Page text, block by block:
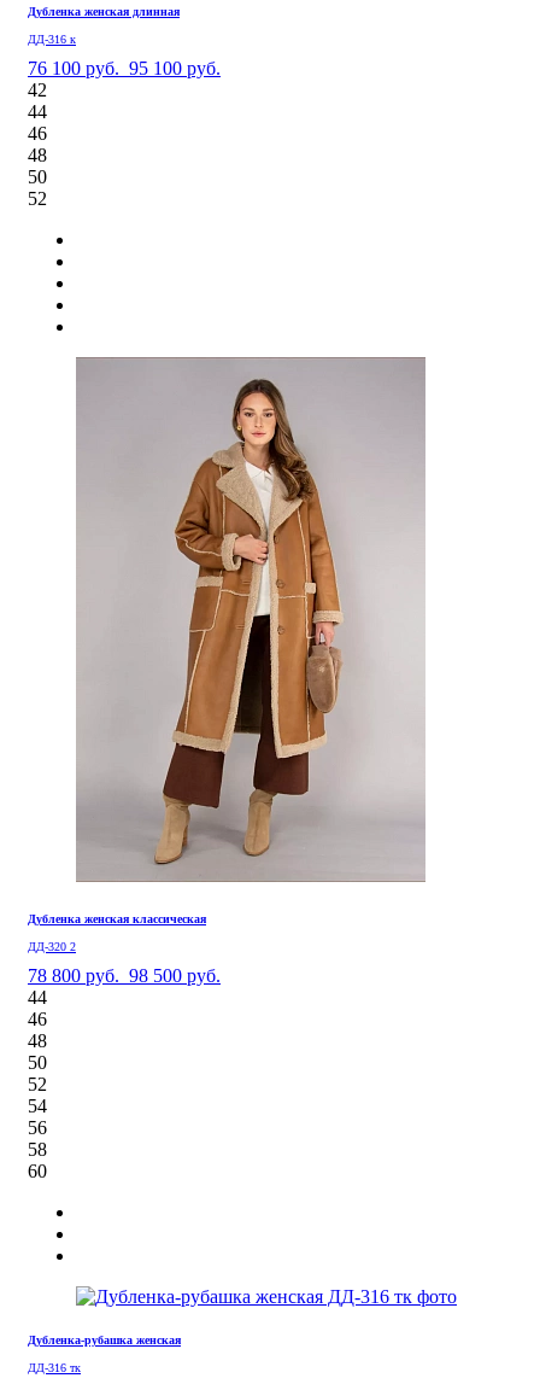
Дубленка женская длинная
ДД-316 к
76 100 руб. 95 100 руб.
42
44
46
48
50
52
Дубленка женская классическая
ДД-320 2
78 800 руб. 98 500 руб.
44
46
48
50
52
54
56
58
60
Дубленка-рубашка женская
ДД-316 тк